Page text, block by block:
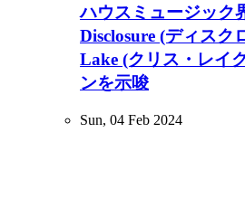
ハウスミュージック
Disclosure (ディスク
Lake (クリス・レイ
ンを示唆
Sun, 04 Feb 2024